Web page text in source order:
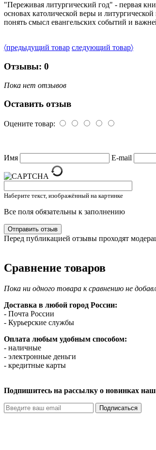
"Переживая литургический год" - первая
основах католической веры и
понять смысл евангельских событий и
〈предыдущий товар следующий товар〉
Отзывы: 0
Пока нет отзывов
Оставить отзыв
Оцените товар:
Имя E-mail
Наберите текст, изображённый на картинке
Все поля обязательны к заполнению
Перед публикацией отзывы проходят
Сравнение товаров
Пока ни одного товара к сравнению не
Доставка в любой город России:
- Почта России
- Курьерские службы
Оплата любым удобным способом:
- наличные
- электронные деньги
- кредитные карты
Подпишитесь на рассылку о новинках
Подписаться